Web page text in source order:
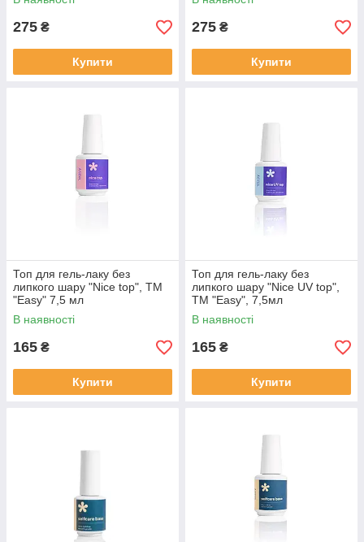
275 ₴
Купити
275 ₴
Купити
Топ для гель-лаку без
липкого шару "Nice top", ТМ
"Easy" 7,5 мл
В наявності
165 ₴
Купити
Топ для гель-лаку без
липкого шару "Nice UV top",
ТМ "Easy", 7,5мл
В наявності
165 ₴
Купити